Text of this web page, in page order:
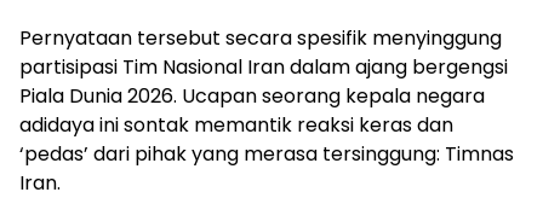
Pernyataan tersebut secara spesifik menyinggung
partisipasi Tim Nasional Iran dalam ajang bergengsi
Piala Dunia 2026. Ucapan seorang kepala negara
adidaya ini sontak memantik reaksi keras dan
‘pedas’ dari pihak yang merasa tersinggung: Timnas
Iran.